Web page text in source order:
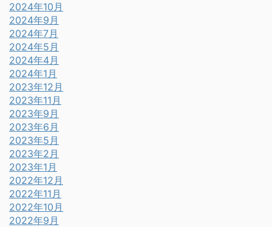
2024年10月
2024年9月
2024年7月
2024年5月
2024年4月
2024年1月
2023年12月
2023年11月
2023年9月
2023年6月
2023年5月
2023年2月
2023年1月
2022年12月
2022年11月
2022年10月
2022年9月